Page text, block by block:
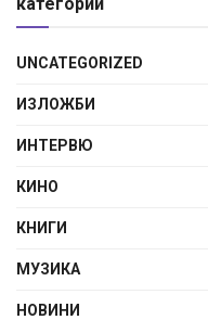
UNCATEGORIZED
ИЗЛОЖБИ
ИНТЕРВЮ
КИНО
КНИГИ
МУЗИКА
НОВИНИ